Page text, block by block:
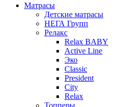
Матрасы
Детские матрасы
НЕГА Групп
Релакс
Relax BABY
Active Line
Эко
Classic
President
City
Relax
Топперы